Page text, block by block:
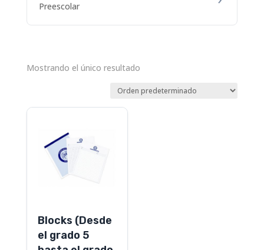
Preescolar
Mostrando el único resultado
Blocks (Desde
el grado 5
Este
tiene
múltiples
variantes.
pueden